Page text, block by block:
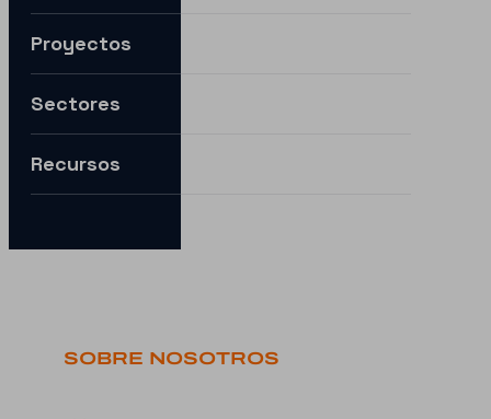
Proyectos
Sectores
Recursos
SOBRE NOSOTROS